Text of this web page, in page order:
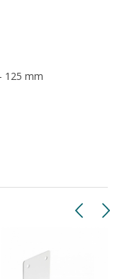
125 mm